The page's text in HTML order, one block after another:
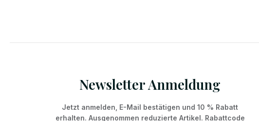
Newsletter Anmeldung
Jetzt anmelden, E-Mail bestätigen und 10 % Rabatt
erhalten. Ausgenommen reduzierte Artikel. Rabattcode